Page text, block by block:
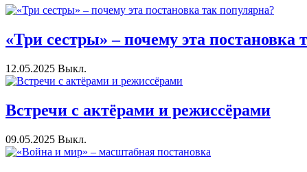
«Три сестры» – почему эта постановка
12.05.2025 Выкл.
Встречи с актёрами и режиссёрами
09.05.2025 Выкл.